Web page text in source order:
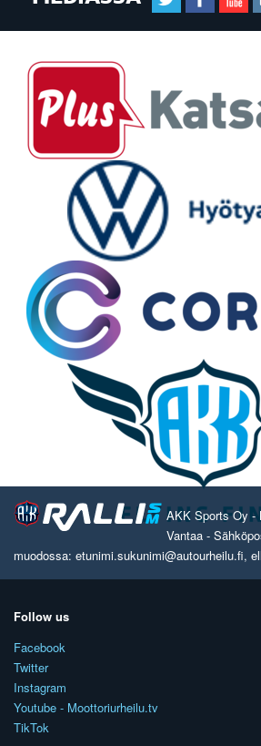
AKK Sports Oy -
Vantaa -
muodossa: etunimi.sukunimi@autourheilu.fi,
Follow us
Facebook
Twitter
Instagram
Youtube - Moottoriurheilu.tv
TikTok